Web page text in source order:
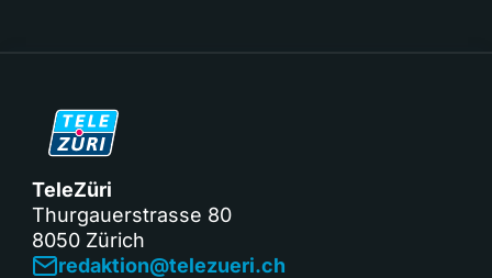
TeleZüri
Thurgauerstrasse 80
8050 Zürich
redaktion@telezueri.ch